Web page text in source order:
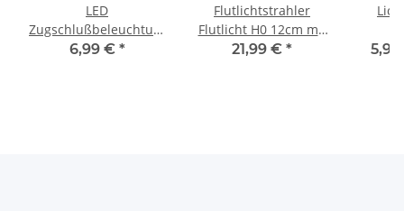
LED
Zugschlußbeleuchtung
Schlußbeleuchtung
6,99 € *
Flutlichtstrahler
Flutlicht H0 12cm mit
4 LED Strahler am
21,99 € *